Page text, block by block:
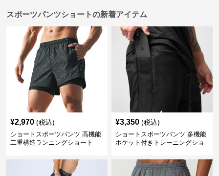
スポーツパンツショートの新着アイテム
¥2,970 (税込)
ショートスポーツパンツ 高機能
二重構造ランニングショート
¥3,350 (税込)
ショートスポーツパンツ 多機能
ポケット付きトレーニングショ